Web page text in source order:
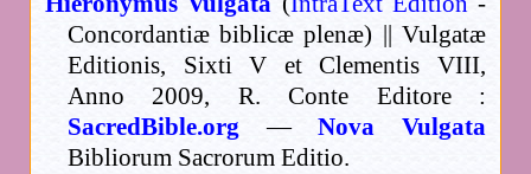
Concordantiæ biblicæ plenæ) || Vulgatæ
Editionis, Sixti V et Clementis VIII,
Anno 2009, R. Conte Editore :
SacredBible.org —Nova Vulgata
Bibliorum Sacrorum Editio.